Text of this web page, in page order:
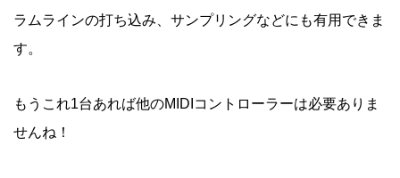
ラムラインの打ち込み、サンプリングなどにも有用できま
す。
もうこれ1台あれば他のMIDIコントローラーは必要ありま
せんね！